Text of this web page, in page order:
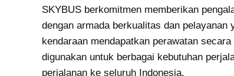
SKYBUS berkomitmen memberikan
dengan armada berkualitas dan pelayanan
kendaraan mendapatkan perawatan
digunakan untuk berbagai kebutuhan
perjalanan ke seluruh Indonesia.